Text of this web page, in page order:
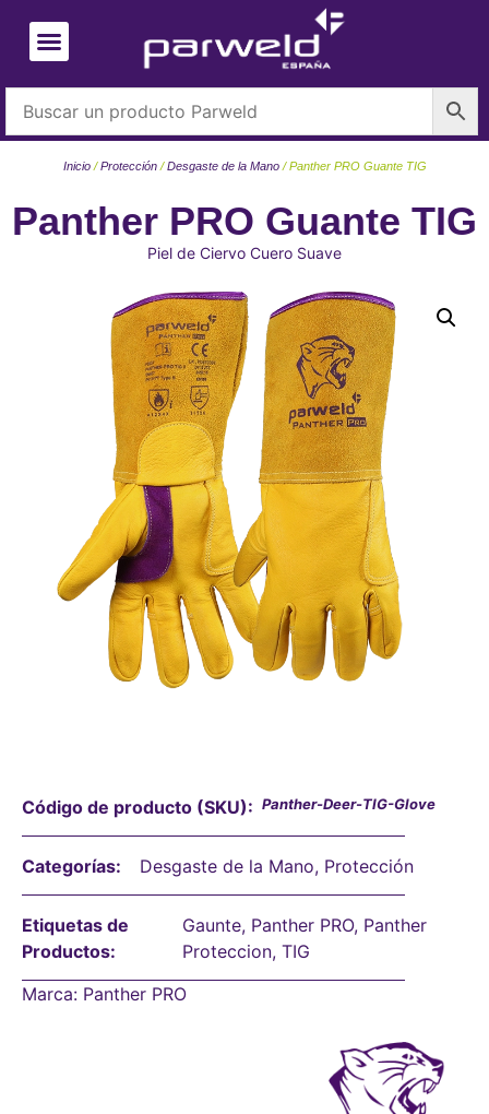
Panther PRO Guante TIG
Piel de Ciervo Cuero Suave
Inicio/Protección/Desgaste de la Mano/ Panther PRO Guante TIG
Código de producto (SKU): Panther-Deer-TIG-Glove
Categorías: Desgaste de la Mano, Protección
Etiquetas de
Productos:
Gaunte, Panther PRO, Panther
Proteccion,TIG
Marca: Panther PRO